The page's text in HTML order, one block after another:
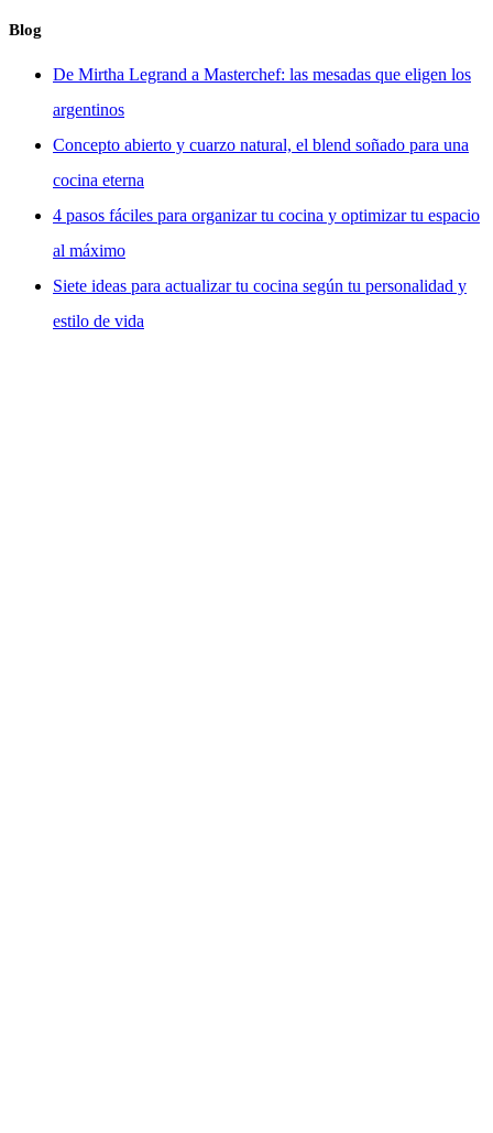
Blog
De Mirtha Legrand a Masterchef: las mesadas que eligen los
argentinos
Concepto abierto y cuarzo natural, el blend soñado para una
cocina eterna
4 pasos fáciles para organizar tu cocina y optimizar tu espacio
al máximo
Siete ideas para actualizar tu cocina según tu personalidad y
estilo de vida